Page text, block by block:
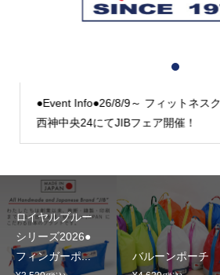
●Event Info●26/8/9～ フィットネス
西神中央24にてJIBフェア開催！
2
ロイヤルブルー
シリーズ2026●
フィンガーポ...
バルーンポーチ